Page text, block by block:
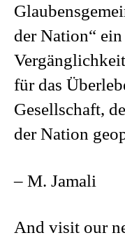
der Nation“
für das
Gesellschaft,
der Nation
– M. Jamali
And visit our